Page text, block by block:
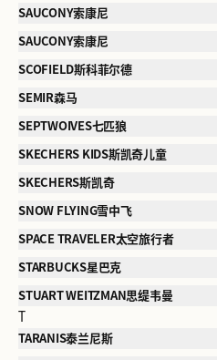
SAUCONY索康尼
SAUCONY索康尼
SCOFIELD斯科菲尔德
SEMIR森马
SEPTWOIVES七匹狼
SKECHERS KIDS斯凯奇儿童
SKECHERS斯凯奇
SNOW FLYING雪中飞
SPACE TRAVELER太空旅行者
STARBUCKS星巴克
STUART WEITZMAN思缇韦曼
T
TARANIS泰兰尼斯